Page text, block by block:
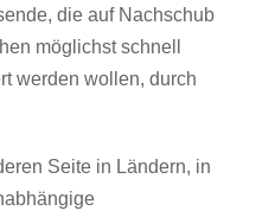
die auf Nachschub
möglichst schnell
werden wollen, durch
Seite in Ländern, in